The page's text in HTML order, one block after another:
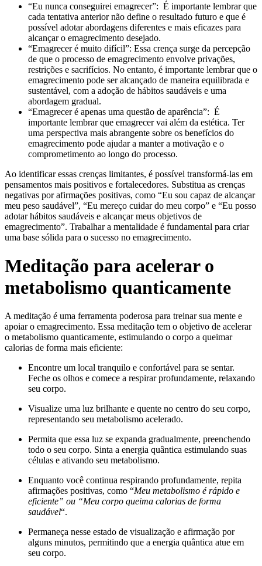
“Eu nunca conseguirei emagrecer”: É importante lembrar que
cada tentativa anterior não define o resultado futuro e que é
possível adotar abordagens diferentes e mais eficazes para
alcançar o emagrecimento desejado.
“Emagrecer é muito difícil”: Essa crença surge da percepção
de que o processo de emagrecimento envolve privações,
restrições e sacrifícios. No entanto, é importante lembrar que o
emagrecimento pode ser alcançado de maneira equilibrada e
sustentável, com a adoção de hábitos saudáveis e uma
abordagem gradual.
“Emagrecer é apenas uma questão de aparência”: É
importante lembrar que emagrecer vai além da estética. Ter
uma perspectiva mais abrangente sobre os benefícios do
emagrecimento pode ajudar a manter a motivação e o
comprometimento ao longo do processo.
Ao identificar essas crenças limitantes, é possível transformá-las em
pensamentos mais positivos e fortalecedores. Substitua as crenças
negativas por afirmações positivas, como “Eu sou capaz de alcançar
meu peso saudável”, “Eu mereço cuidar do meu corpo” e “Eu posso
adotar hábitos saudáveis e alcançar meus objetivos de
emagrecimento”. Trabalhar a mentalidade é fundamental para criar
uma base sólida para o sucesso no emagrecimento.
Meditação para acelerar o
metabolismo quanticamente
A meditação é uma ferramenta poderosa para treinar sua mente e
apoiar o emagrecimento. Essa meditação tem o objetivo de acelerar
o metabolismo quanticamente, estimulando o corpo a queimar
calorias de forma mais eficiente:
Encontre um local tranquilo e confortável para se sentar.
Feche os olhos e comece a respirar profundamente, relaxando
seu corpo.
Visualize uma luz brilhante e quente no centro do seu corpo,
representando seu metabolismo acelerado.
Permita que essa luz se expanda gradualmente, preenchendo
todo o seu corpo. Sinta a energia quântica estimulando suas
células e ativando seu metabolismo.
Enquanto você continua respirando profundamente, repita
afirmações positivas, como “Meu metabolismo é rápido e
eficiente” ou “Meu corpo queima calorias de forma
saudável“.
Permaneça nesse estado de visualização e afirmação por
alguns minutos, permitindo que a energia quântica atue em
seu corpo.